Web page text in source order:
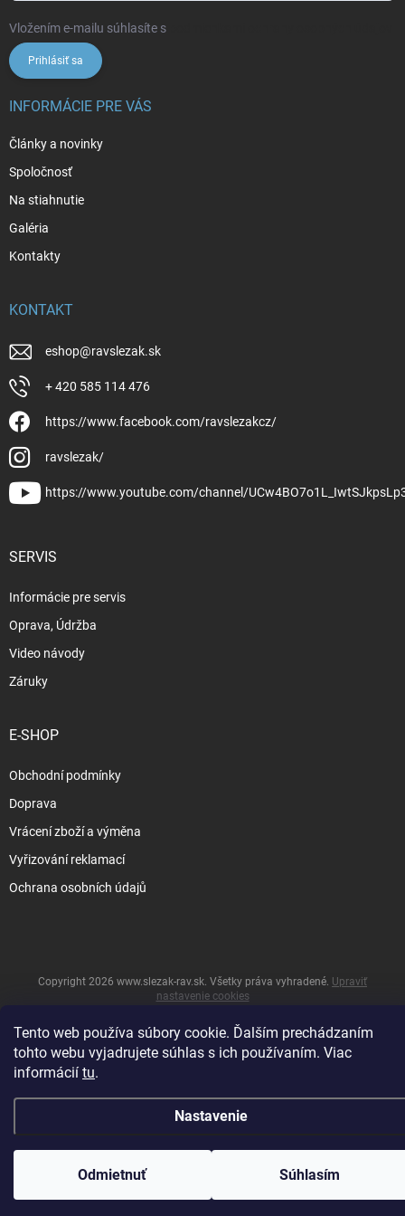
Tento web používa súbory cookie. Ďalším prechádzaním
tohto webu vyjadrujete súhlas s ich používaním. Viac
informácií tu.
Nastavenie
Odmietnuť Súhlasím
Vložením e-mailu súhlasíte s
Prihlásiť sa
INFORMÁCIE PRE VÁS
Články a novinky
Spoločnosť
Na stiahnutie
Galéria
Kontakty
KONTAKT
eshop@ravslezak.sk
+ 420 585 114 476
https://www.facebook.com/ravslezakcz/
ravslezak/
https://www.youtube.com/channel/
SERVIS
Informácie pre servis
Oprava, Údržba
Video návody
Záruky
E-SHOP
Obchodní podmínky
Doprava
Vrácení zboží a výměna
Vyřizování reklamací
Ochrana osobních údajů
& Vytvoril Shoptet
Copyright 2026 www.slezak-rav.sk. Všetky práva vyhradené. Upraviť
nastavenie cookies